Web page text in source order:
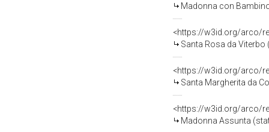
Madonna con
<https://w3id.org/arco/
Santa Rosa da Viterbo
<https://w3id.org/arco/
Santa Margherita da
<https://w3id.org/arco/
Madonna Assunta